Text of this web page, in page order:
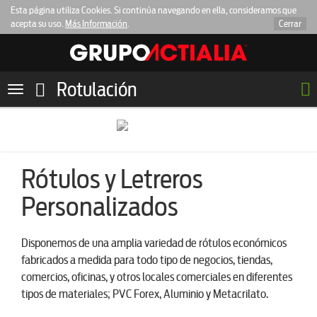
Esta página utiliza Cookies. Si continúa navegando en ella, consideramos que
acepta su uso. Más Información. Cerrar
Toggle
navigation
Rotulación
Rótulos y Letreros
Personalizados
Disponemos de una amplia variedad de rótulos económicos
fabricados a medida para todo tipo de negocios, tiendas,
comercios, oficinas, y otros locales comerciales en diferentes
tipos de materiales; PVC Forex, Aluminio y Metacrilato.